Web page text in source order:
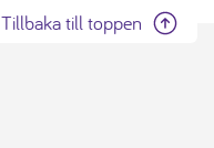
Tillbaka till toppen